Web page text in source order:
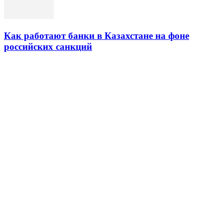
Как работают банки в Казахстане на фоне
российских санкций